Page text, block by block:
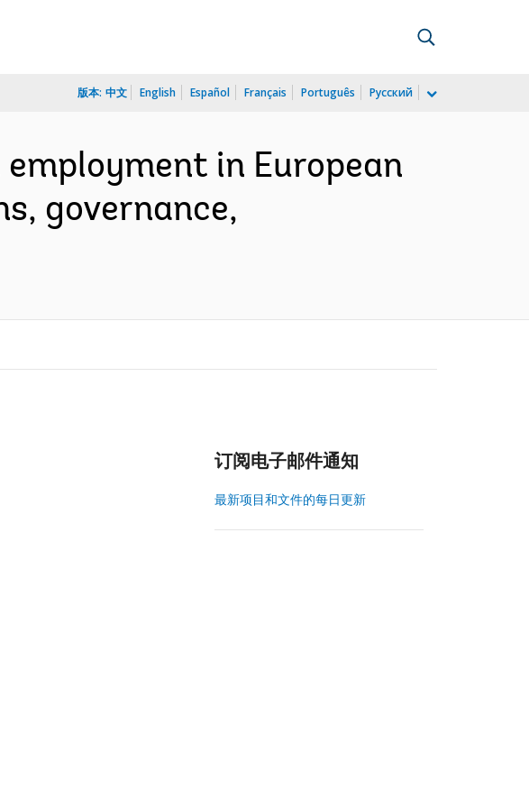
版本: 中文 English Español Français Português Русский
in European
governance,
订阅电子邮件通知
最新项目和文件的每日更新